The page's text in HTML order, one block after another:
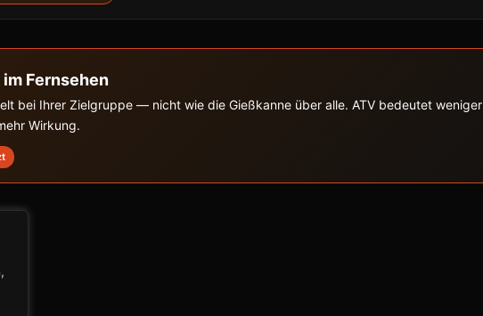
Fernsehen
bei Ihrer Zielgruppe — nicht wie die Gießkanne über alle. ATV bedeutet weniger
Wirkung.